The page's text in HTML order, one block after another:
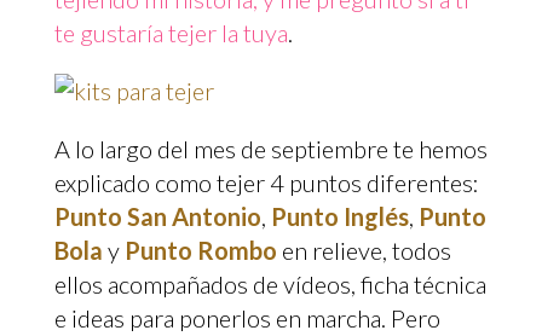
te gustaría tejer la tuya.
A lo largo del mes de septiembre te hemos
explicado como tejer 4 puntos diferentes:
Punto San Antonio, Punto Inglés, Punto
Bola y Punto Rombo en relieve, todos
ellos acompañados de vídeos, ficha técnica
e ideas para ponerlos en marcha. Pero